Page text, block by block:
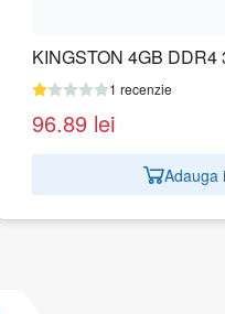
KINGSTON
SODIMM Kit of 2
394.32lei